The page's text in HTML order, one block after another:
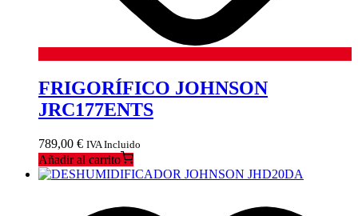
FRIGORÍFICO JOHNSON
JRC177ENTS
789,00 € IVA Incluido
Añadir al carrito